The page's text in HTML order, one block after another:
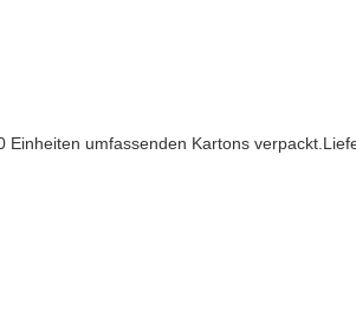
umfassenden Kartons